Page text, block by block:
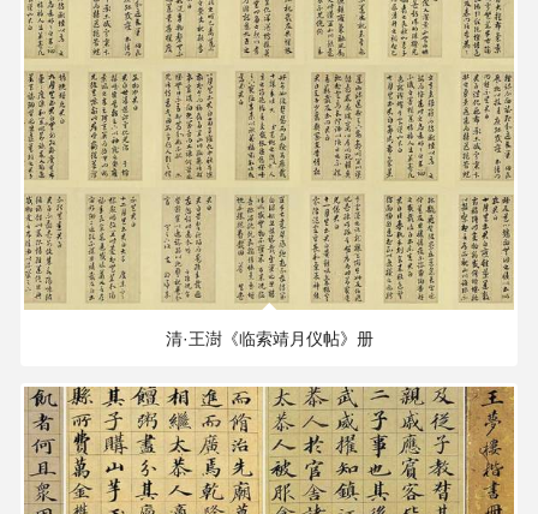
清·王澍《临索靖月仪帖》册
112.82 MB 1528×3000 PX